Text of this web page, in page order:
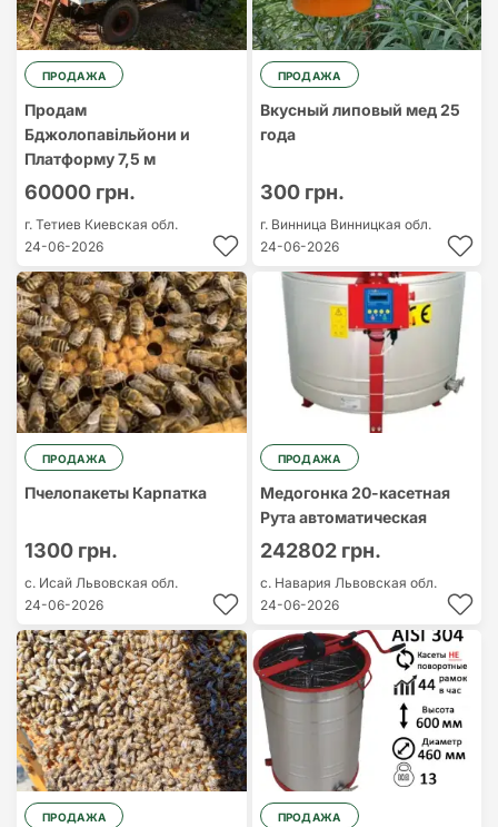
ПРОДАЖА
Продам
Бджолопавільйони и
Платформу 7,5 м
60000 грн.
г. Тетиев Киевская обл.
24-06-2026
ПРОДАЖА
Вкусный липовый мед 25
года
300 грн.
г. Винница Винницкая обл.
24-06-2026
ПРОДАЖА
Пчелопакеты Карпатка
1300 грн.
с. Исай Львовская обл.
24-06-2026
ПРОДАЖА
Медогонка 20-касетная
Рута автоматическая
242802 грн.
с. Навария Львовская обл.
24-06-2026
ПРОДАЖА ПРОДАЖА